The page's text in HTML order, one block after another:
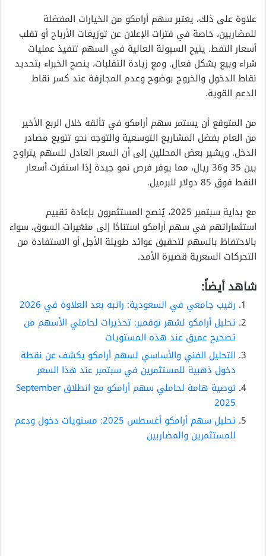
علاوة على ذلك، يعتبر سهم أرامكو من الخيارات المفضلة
للمضاربين، خاصة في فترات الإعلان عن توزيعات الأرباح أو تقلب
أسعار النفط. يتيح السيولة العالية في السهم تنفيذ عمليات
شراء وبيع بشكل فعال. ومع زيادة التقلبات، ينصح الخبراء بتحديد
نقاط الدخول والخروج بوضوح وعدم المجازفة عند كسر نقاط
الدعم القوية.
من المتوقع أن يستمر سهم أرامكو في تألقه خلال الربع الأخير
من العام بفضل المشاريع التوسعية والتوجه نحو تنويع مصادر
الدخل. ويشير بعض المحللين إلى أن السعر العادل للسهم يتراوح
بين 35 و36 ريال، مما يوفر فرص نمو جيدة إذا استقرت أسعار
النفط فوق 85 دولار للبرميل.
مع بداية سبتمبر 2025، يُنصح المستثمرون بإعادة تقييم
استثماراتهم في سهم أرامكو استنادًا إلى متغيرات السوق، سواء
بالاحتفاظ بالسهم لتحقيق عوائد طويلة الأجل أو الاستفادة من
التحركات السعرية قصيرة الأمد.
شاهد أيضاً:
رقيب جامعي في السعودية: راتبه بعد العلاوة في 2026
تحليل أرامكو لشهر نوفمبر: تحذيرات لحاملي الأسهم من
تصحيح عميق عند هذه المستويات
التحليل الفني والأساسي لسهم أرامكو يكشف عن نقطة
دخول ذهبية للمستثمرين في سبتمبر عند هذا السعر
توصية هامة لحاملي سهم أرامكو مع انطلاق September
2025
تحليل سهم أرامكو أغسطس 2025: مستويات دخول ودعم
للمستثمرين والمضاربين